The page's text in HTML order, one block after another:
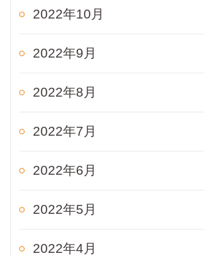
2022年10月
2022年9月
2022年8月
2022年7月
2022年6月
2022年5月
2022年4月